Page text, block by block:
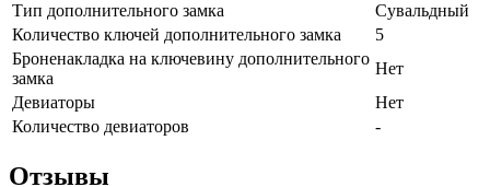
Тип дополнительного замка
Сувальдный
Количество ключей дополнительного замка
5
Броненакладка на ключевину дополнительного
замка
Нет
Девиаторы
Нет
Количество девиаторов
-
Отзывы